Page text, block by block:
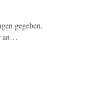
gegeben,
an…